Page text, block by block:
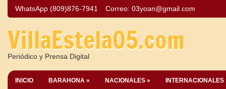
WhatsApp (809)876-7941 Correo: 03yoan@gmail.com
VillaEstela05.com
Periódico y Prensa Digital
INICIO BARAHONA » NACIONALES » INTERNACIONALES